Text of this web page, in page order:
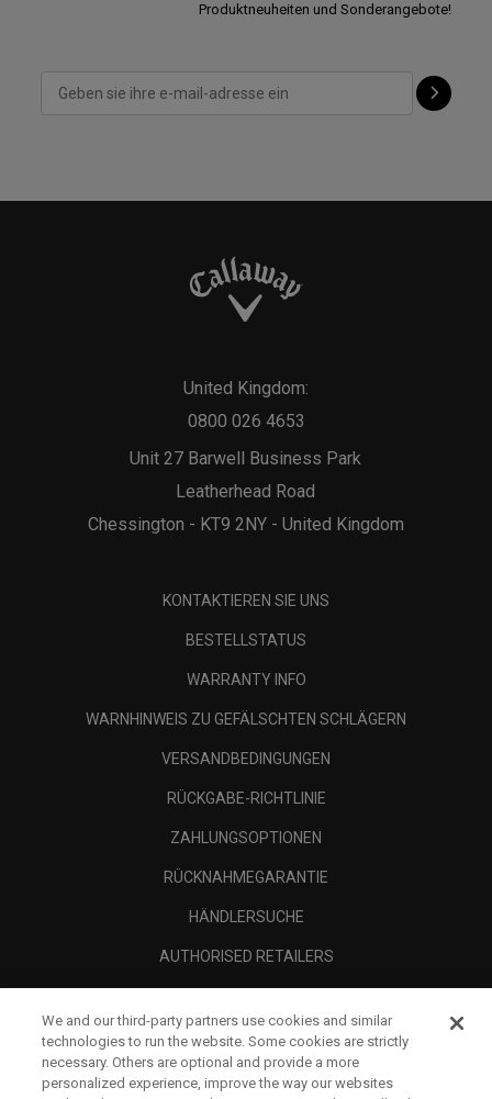
Produktneuheiten und Sonderangebote!
Unit 27 Barwell Business Park
Leatherhead Road
Chessington - KT9 2NY - United Kingdom
United Kingdom:
0800 026 4653
KONTAKTIEREN SIE UNS
BESTELLSTATUS
WARRANTY INFO
WARNHINWEIS ZU GEFÄLSCHTEN SCHLÄGERN
VERSANDBEDINGUNGEN
RÜCKGABE-RICHTLINIE
ZAHLUNGSOPTIONEN
RÜCKNAHMEGARANTIE
HÄNDLERSUCHE
AUTHORISED RETAILERS
UNTERNEHMENSPROFIL
RECHTLICHES-
We and our third-party partners use cookies and similar
technologies to run the website. Some cookies are strictly
necessary. Others are optional and provide a more
personalized experience, improve the way our websites